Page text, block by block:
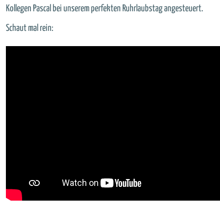
Kollegen Pascal bei unserem perfekten Ruhrlaubstag angesteuert.
Schaut mal rein: